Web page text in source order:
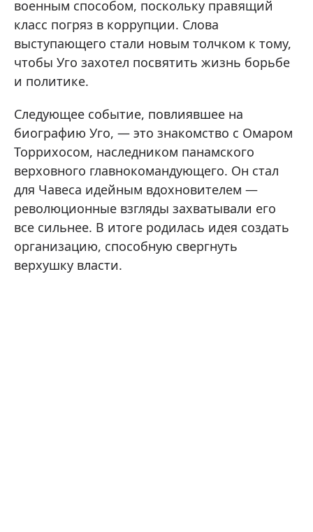
военным способом, поскольку правящий
класс погряз в коррупции. Слова
выступающего стали новым толчком к тому,
чтобы Уго захотел посвятить жизнь борьбе
и политике.
Следующее событие, повлиявшее на
биографию Уго, — это знакомство с Омаром
Торрихосом, наследником панамского
верховного главнокомандующего. Он стал
для Чавеса идейным вдохновителем —
революционные взгляды захватывали его
все сильнее. В итоге родилась идея создать
организацию, способную свергнуть
верхушку власти.